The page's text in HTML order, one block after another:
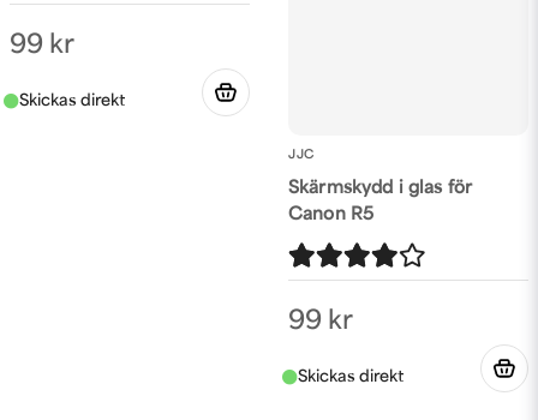
99 kr
JJC
Skärmskydd i glas för
Canon R5
99 kr